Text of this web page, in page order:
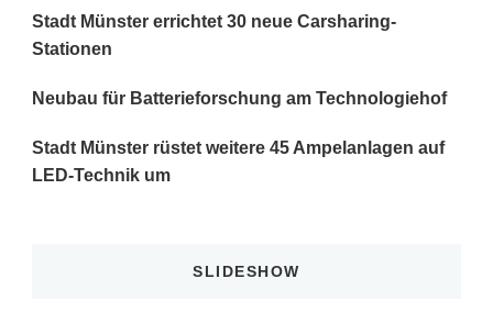
Stadt Münster errichtet 30 neue Carsharing-
Stationen
Neubau für Batterieforschung am Technologiehof
Stadt Münster rüstet weitere 45 Ampelanlagen auf
LED-Technik um
SLIDESHOW